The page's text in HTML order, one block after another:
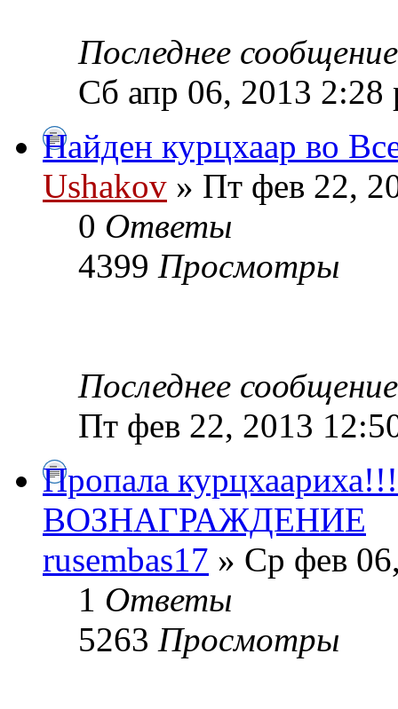
Последнее
Сб апр 06, 2013 2:28
Найден курцхаар во
Ushakov » Пт фев 22,
0 Ответы
4399 Просмотры
Последнее
Пт фев 22, 2013
Пропала
ВОЗНАГРАЖДЕНИЕ
rusembas17 » Ср фев
1 Ответы
5263 Просмотры